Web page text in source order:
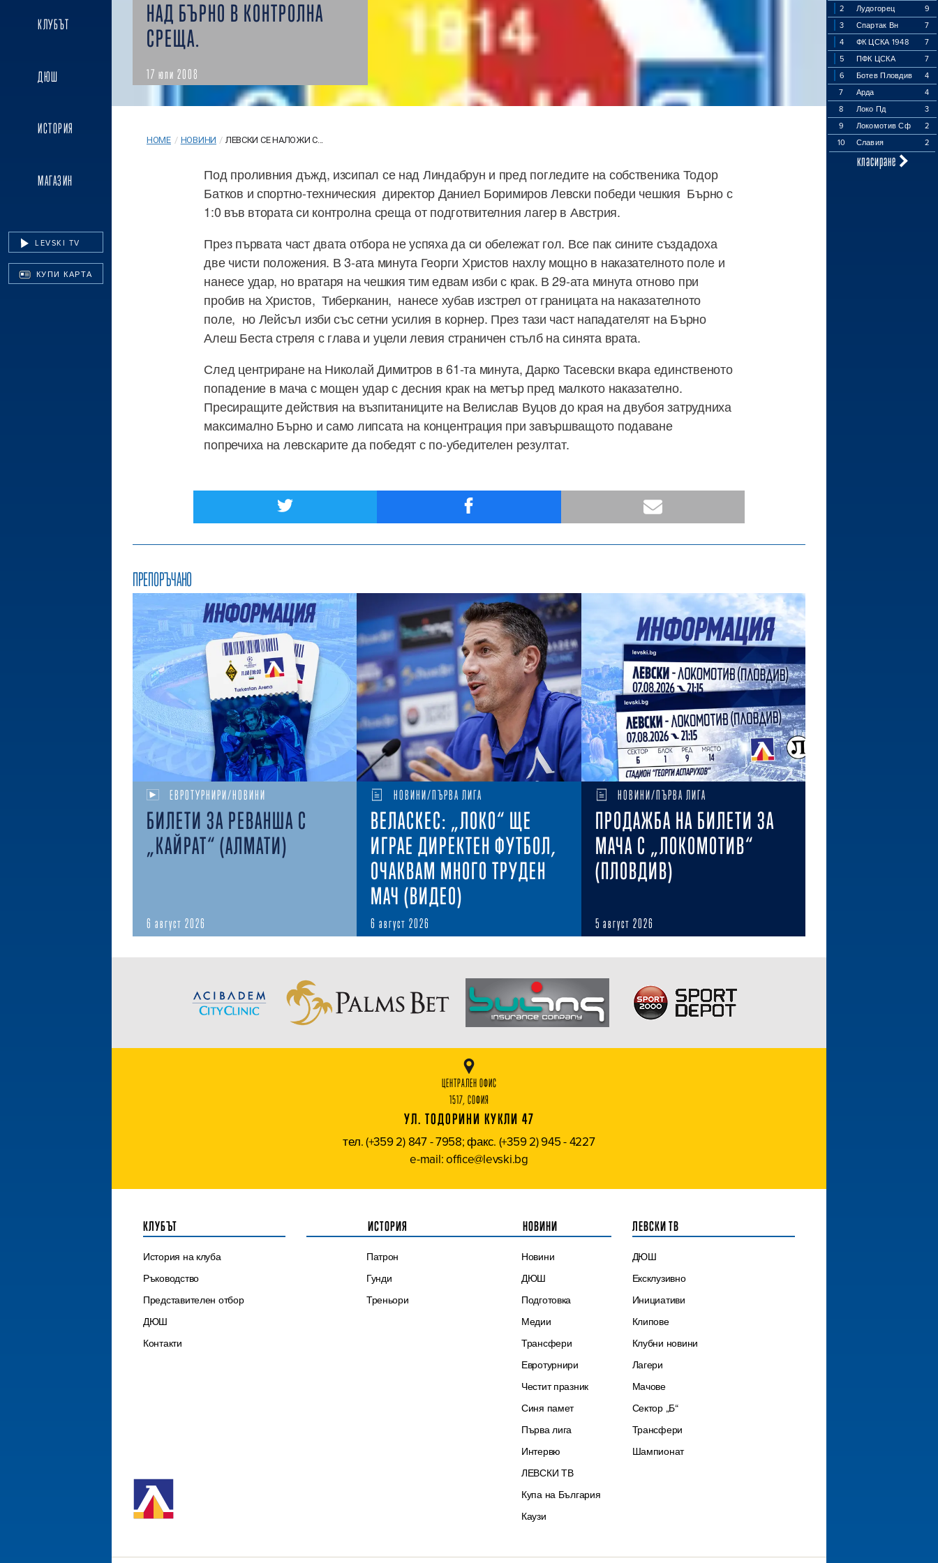
КЛУБЪТ
ДЮШ
ИСТОРИЯ
МАГАЗИН
LEVSKI TV
КУПИ КАРТА
2 Лудогорец
9
3
Спартак Вн
7
4
ФК ЦСКА 1948
7
5
ПФК ЦСКА
7
6
Ботев Пловдив
4
7
Арда
4
8
Локо Пд
3
9
Локомотив Сф
2
10
Славия 2
класиране
НАД БЪРНО В КОНТРОЛНА
СРЕЩА.
17 юли 2008
HOME / НОВИНИ / ЛЕВСКИ СЕ НАЛОЖИ С...
Под проливния дъжд, изсипал се над Линдабрун и пред погледите на собственика Тодор
Батков и спортно-техническия директор Даниел Боримиров Левски победи чешкия Бърно с
1:0 във втората си контролна среща от подготвителния лагер в Австрия.
През първата част двата отбора не успяха да си обележат гол. Все пак сините създадоха
две чисти положения. В 3-ата минута Георги Христов нахлу мощно в наказателното поле и
нанесе удар, но вратаря на чешкия тим едвам изби с крак. В 29-ата минута отново при
пробив на Христов, Тиберканин, нанесе хубав изстрел от границата на наказателното
поле, но Лейсъл изби със сетни усилия в корнер. През тази част нападателят на Бърно
Алеш Беста стреля с глава и уцели левия страничен стълб на синята врата.
След центриране на Николай Димитров в 61-та минута, Дарко Тасевски вкара единственото
попадение в мача с мощен удар с десния крак на метър пред малкото наказателно.
Пресиращите действия на възпитаниците на Велислав Вуцов до края на двубоя затрудниха
максимално Бърно и само липсата на концентрация при завършващото подаване
попречиха на левскарите да победят с по-убедителен резултат.
ПРЕПОРЪЧАНО
ЕВРОТУРНИРИ/НОВИНИ
БИЛЕТИ ЗА РЕВАНША С
„КАЙРАТ“ (АЛМАТИ)
6 август 2026
НОВИНИ/ПЪРВА ЛИГА
ВЕЛАСКЕС: „ЛОКО“ ЩЕ
ИГРАЕ ДИРЕКТЕН ФУТБОЛ,
ОЧАКВАМ МНОГО ТРУДЕН
МАЧ (ВИДЕО)
6 август 2026
НОВИНИ/ПЪРВА ЛИГА
ПРОДАЖБА НА БИЛЕТИ ЗА
МАЧА С „ЛОКОМОТИВ“
(ПЛОВДИВ)
5 август 2026
ЦЕНТРАЛЕН ОФИС
1517, СОФИЯ
УЛ. ТОДОРИНИ КУКЛИ 47
тел. (+359 2) 847 - 7958; факс. (+359 2) 945 - 4227
e-mail: office@levski.bg
КЛУБЪТ
История на клуба
Ръководство
Представителен отбор
ДЮШ
Контакти
ИСТОРИЯ
Патрон
Гунди
Треньори
НОВИНИ
Новини
ДЮШ
Подготовка
Медии
Трансфери
Евротурнири
Честит празник
Синя памет
Първа лига
Интервю
ЛЕВСКИ ТВ
Купа на България
Каузи
ЛЕВСКИ ТВ
ДЮШ
Ексклузивно
Инициативи
Клипове
Клубни новини
Лагери
Мачове
Сектор „Б“
Трансфери
Шампионат